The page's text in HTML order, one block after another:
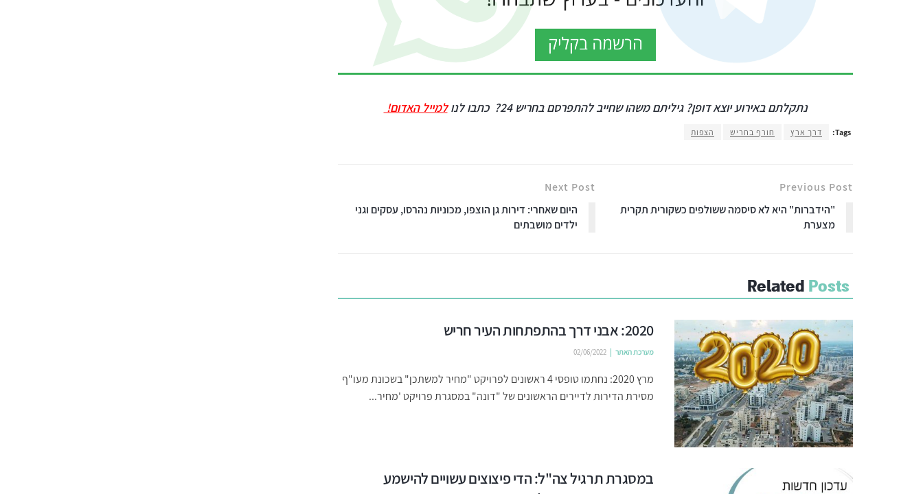
נתקלתם באירוע יוצא דופן? גיליתם משהו שחייב להתפרסם בחריש 24? כתבו לנולמייל האדום!
Tags: דרך ארץ חורף בחריש הצפות
Previous Post
"הידברות" היא לא סיסמה ששולפים כשקורית תקרית
מצערת
Next Post
היום שאחרי: דירות גן הוצפו, מכוניות נהרסו, עסקים וגני
ילדים מושבתים
Related Posts
2020: אבני דרך בהתפתחות העיר חריש
מערכת האתר 02/06/2022
מרץ 2020: נחתמו טופסי 4 ראשונים לפרויקט "מחיר למשתכן" בשכונת מעו"ף
מסירת הדירות לדיירים הראשונים של "דונה" במסגרת פרויקט 'מחיר...
במסגרת תרגיל צה"ל: הדי פיצוצים עשויים להישמע